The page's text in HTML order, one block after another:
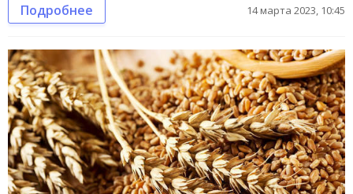
Подробнее 14 марта 2023, 10:45